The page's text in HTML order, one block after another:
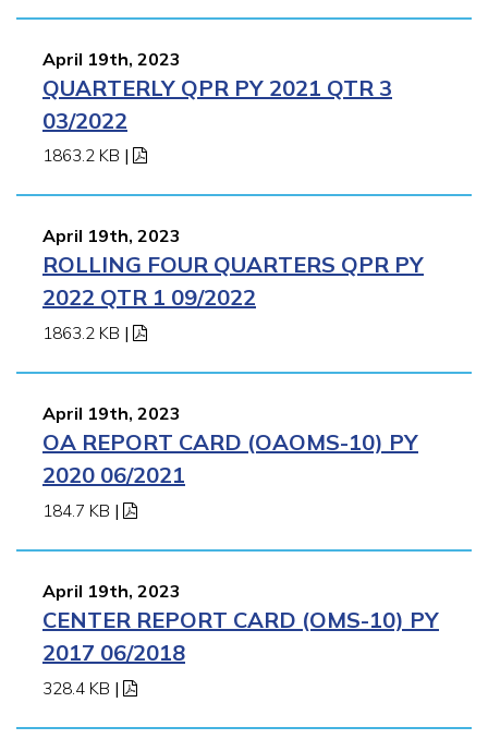
April 19th, 2023
QUARTERLY QPR PY 2021 QTR 3
03/2022
1863.2 KB |
April 19th, 2023
ROLLING FOUR QUARTERS QPR PY
2022 QTR 1 09/2022
1863.2 KB |
April 19th, 2023
OA REPORT CARD (OAOMS-10) PY
2020 06/2021
184.7 KB |
April 19th, 2023
CENTER REPORT CARD (OMS-10) PY
2017 06/2018
328.4 KB |